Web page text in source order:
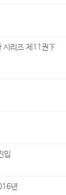
시리즈 제11권下
입
년